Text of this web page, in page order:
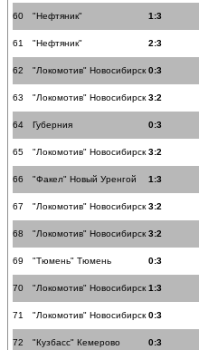
60 "Нефтяник" 1:3
61 "Нефтяник" 2:3
62 "Локомотив" Новосибирск 0:3
63 "Локомотив" Новосибирск 3:2
64 Губерния 0:3
65 "Локомотив" Новосибирск 3:2
66 "Факел" Новый Уренгой 1:3
67 "Локомотив" Новосибирск 3:2
68 "Локомотив" Новосибирск 3:2
69 "Тюмень" Тюмень 0:3
70 "Локомотив" Новосибирск 1:3
71 "Локомотив" Новосибирск 0:3
72 "Кузбасс" Кемерово 0:3